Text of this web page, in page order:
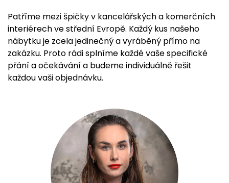
Patříme mezi špičky v kancelářských a komerčních
interiérech ve střední Evropě. Každý kus našeho
nábytku je zcela jedinečný a vyráběný přímo na
zakázku. Proto rádi splníme každé vaše specifické
přání a očekávání a budeme individuálně řešit
každou vaši objednávku.